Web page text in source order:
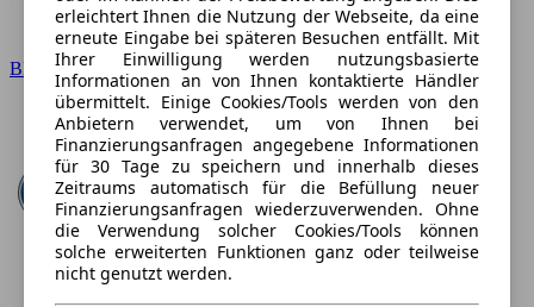
BMW
erleichtert Ihnen die Nutzung der Webseite, da eine
erneute Eingabe bei späteren Besuchen entfällt. Mit
Ihrer Einwilligung werden nutzungsbasierte
Informationen an von Ihnen kontaktierte Händler
übermittelt. Einige Cookies/Tools werden von den
Anbietern verwendet, um von Ihnen bei
Finanzierungsanfragen angegebene Informationen
für 30 Tage zu speichern und innerhalb dieses
Zeitraums automatisch für die Befüllung neuer
Finanzierungsanfragen wiederzuverwenden. Ohne
die Verwendung solcher Cookies/Tools können
solche erweiterten Funktionen ganz oder teilweise
nicht genutzt werden.